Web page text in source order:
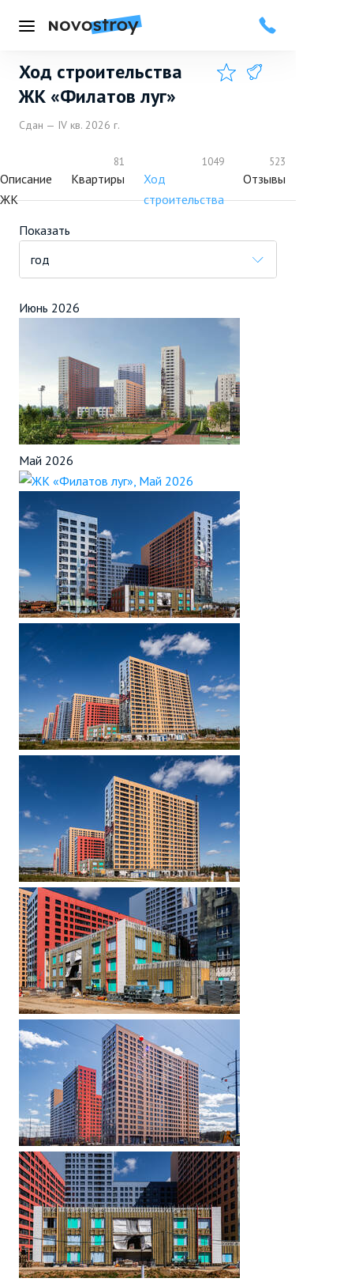
Меню
Ход строительства
ЖК «Филатов луг»
Добавить в избранное
Подписаться
Сдан — IV кв. 2026 г.
Описание
ЖК
81
Квартиры
1049
Ход
строительства
523
Отзывы
Показать
год
Июнь 2026
Май 2026